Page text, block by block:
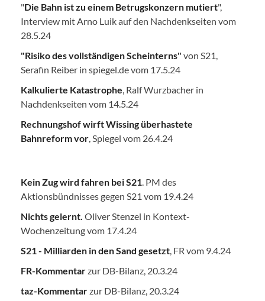
"Die Bahn ist zu einem Betrugskonzern mutiert",
Interview mit Arno Luik auf den Nachdenkseiten vom
28.5.24
"Risiko des vollständigen Scheinterns" von S21,
Serafin Reiber in spiegel.de vom 17.5.24
Kalkulierte Katastrophe , Ralf Wurzbacher in
Nachdenkseiten vom 14.5.24
Rechnungshof wirft Wissing überhastete
Bahnreform vor , Spiegel vom 26.4.24
Kein Zug wird fahren bei S21 . PM des
Aktionsbündnisses gegen S21 vom 19.4.24
Nichts gelernt. Oliver Stenzel in Kontext-
Wochenzeitung vom 17.4.24
S21 - Milliarden in den Sand gesetzt , FR vom 9.4.24
FR-Kommentarzur DB-Bilanz, 20.3.24
taz-Kommentarzur DB-Bilanz, 20.3.24